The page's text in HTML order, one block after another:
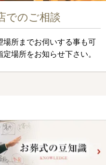
でのご相談
場所までお伺いする事も可
場所をお知らせ下さい。